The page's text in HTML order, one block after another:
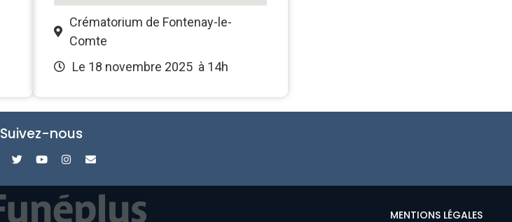
Crématorium de Fontenay-le-
Comte
Le 18 novembre 2025 à 14h
Suivez-nous
MENTIONS LÉGALES